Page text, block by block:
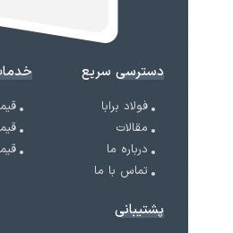
دسترسی سریع
فولاد برابا
مقالات
درباره ما
تماس با ما
پشتیبانی